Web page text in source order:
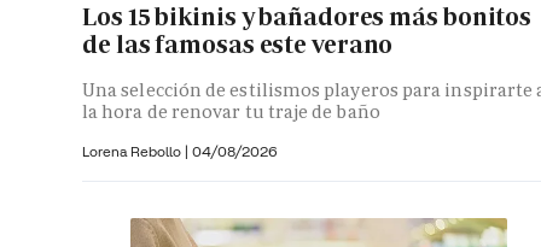
Los 15 bikinis y bañadores más bonitos
de las famosas este verano
Una selección de estilismos playeros para inspirarte
la hora de renovar tu traje de baño
Lorena Rebollo | 04/08/2026